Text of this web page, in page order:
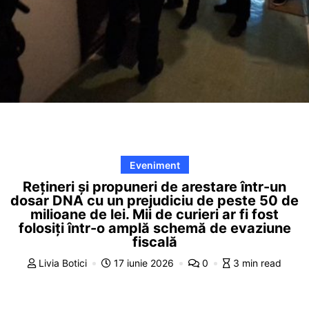
Eveniment
Rețineri și propuneri de arestare într-un
dosar DNA cu un prejudiciu de peste 50 de
milioane de lei. Mii de curieri ar fi fost
folosiți într-o amplă schemă de evaziune
fiscală
Livia Botici 17 iunie 2026 0 3 min read